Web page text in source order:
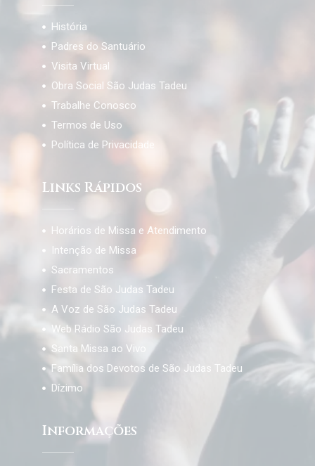
História
Padres do Santuário
Visita Virtual
Obra Social São Judas Tadeu
Trabalhe Conosco
Termos de Uso
Política de Privacidade
Links Rápidos
Horários de Missa e Atendimento
Intenção de Missa
Sacramentos
Festa de São Judas Tadeu
A Voz de São Judas Tadeu
Web Rádio São Judas Tadeu
Santa Missa ao Vivo
Família dos Devotos de São Judas Tadeu
Dízimo
Informações